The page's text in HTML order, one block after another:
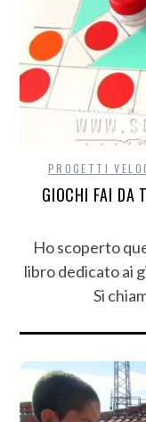
PROGETTI
GIOCHI FAI DA
Ho scoperto
libro dedicato ai
Si